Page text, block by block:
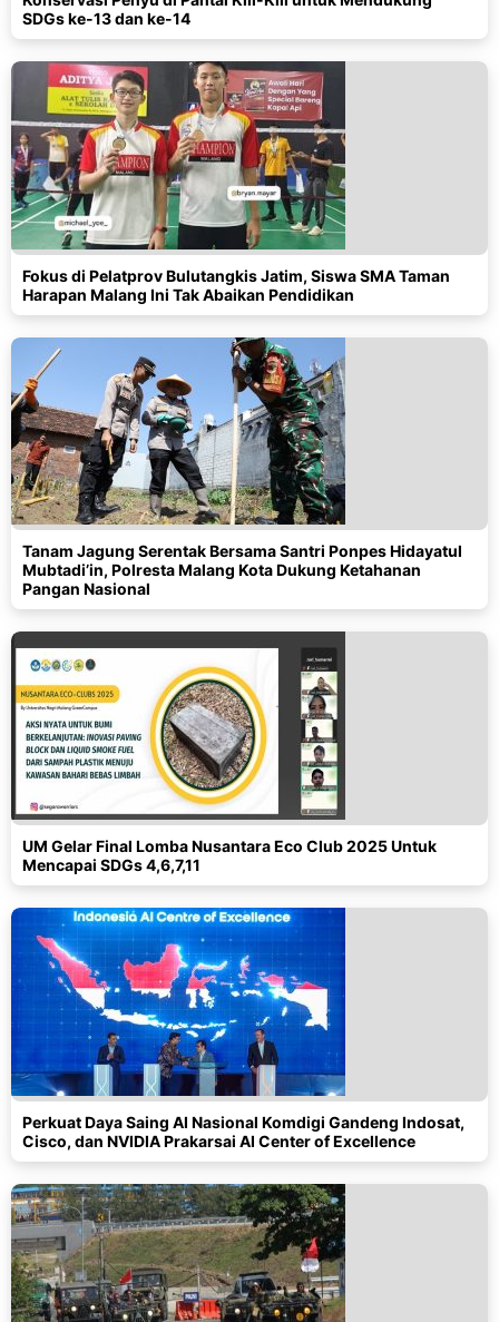
SDGs ke-13 dan ke-14
Fokus di Pelatprov Bulutangkis Jatim, Siswa SMA Taman
Harapan Malang Ini Tak Abaikan Pendidikan
Tanam Jagung Serentak Bersama Santri Ponpes Hidayatul
Mubtadi’in, Polresta Malang Kota Dukung Ketahanan
Pangan Nasional
UM Gelar Final Lomba Nusantara Eco Club 2025 Untuk
Mencapai SDGs 4,6,7,11
Perkuat Daya Saing AI Nasional Komdigi Gandeng Indosat,
Cisco, dan NVIDIA Prakarsai AI Center of Excellence